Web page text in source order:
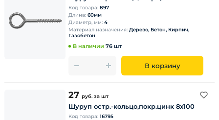
Код товара: 897
Длина: 60мм
Диаметр, мм: 4
Материал назначения: Дерево, Бетон, Кирпич,
Газобетон
В наличии 76 шт
В корзину
27 руб. за шт
Шуруп остр.-кольцо,покр.цинк 8х100
Код товара: 16795